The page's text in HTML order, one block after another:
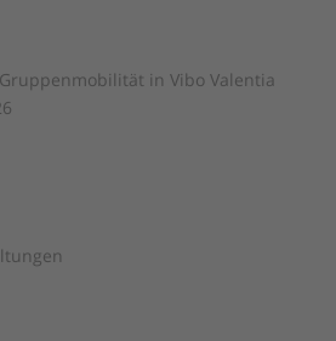
in Vibo Valentia